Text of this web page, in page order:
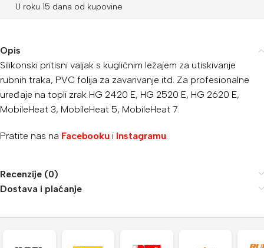
U roku 15 dana od kupovine
Opis
Silikonski pritisni valjak s kugličnim ležajem za utiskivanje
rubnih traka, PVC folija za zavarivanje itd. Za profesionalne
uređaje na topli zrak HG 2420 E, HG 2520 E, HG 2620 E,
MobileHeat 3, MobileHeat 5, MobileHeat 7.
Pratite nas na Facebooku i Instagramu.
Recenzije (0)
Dostava i plaćanje